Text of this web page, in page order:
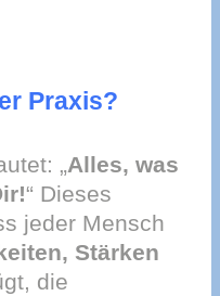
Praxis?
„ Alles, was
“ Dieses
jeder Mensch
Stärken
die